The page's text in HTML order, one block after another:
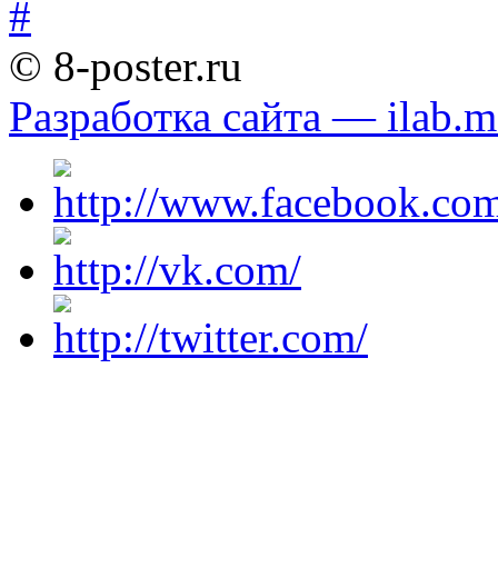
© 8-poster.ru
Разработка сайта —